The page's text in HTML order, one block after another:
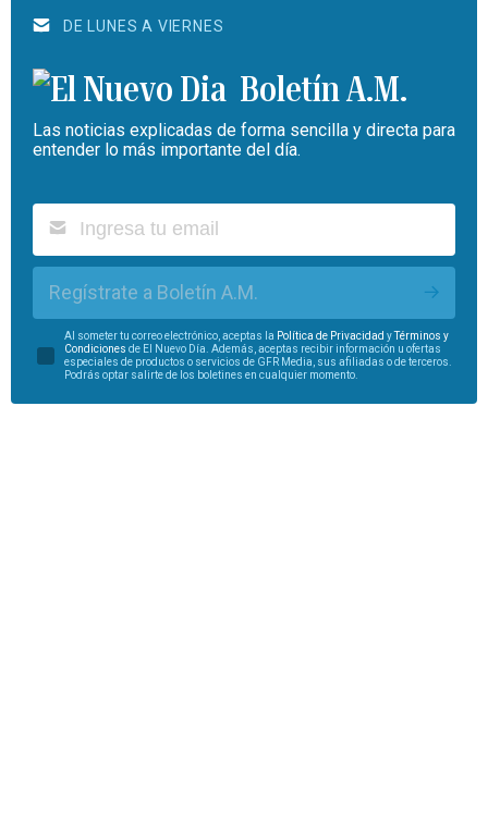
DE LUNES A VIERNES
Boletín A.M.
Las noticias explicadas de forma sencilla y directa para
entender lo más importante del día.
Regístrate a Boletín A.M.
Al someter tu correo electrónico, aceptas la Política de Privacidad yTérminos y
Condiciones de El Nuevo Día. Además, aceptas recibir información u ofertas
especiales de productos o servicios de GFR Media, sus afiliadas o de terceros.
Podrás optar salirte de los boletines en cualquier momento.